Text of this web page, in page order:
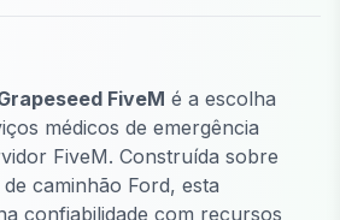
FiveM é a escolha
médicos de emergência
FiveM. Construída sobre
caminhão Ford, esta
confiabilidade com recursos